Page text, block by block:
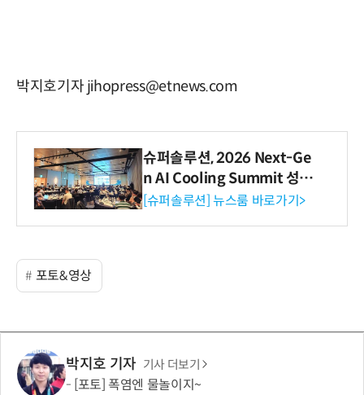
박지호기자 jihopress@etnews.com
슈퍼솔루션, 2026 Next-Ge
n AI Cooling Summit 성황
리 성료
[슈퍼솔루션] 뉴스룸 바로가기>
포토&영상
박지호 기자 기사 더보기
[포토] 폭염엔 물놀이지~